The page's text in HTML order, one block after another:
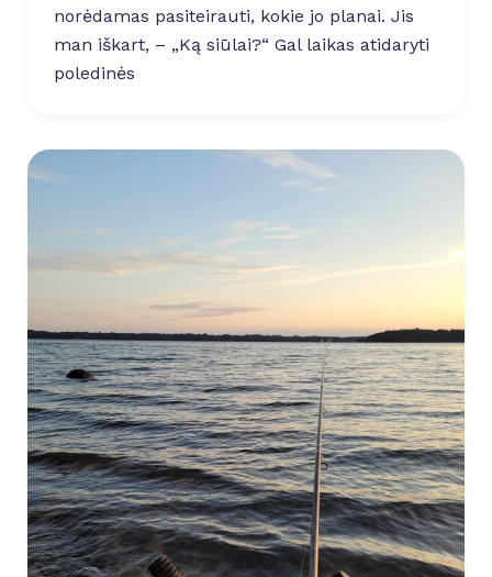
norėdamas pasiteirauti, kokie jo planai. Jis
man iškart, – „Ką siūlai?“ Gal laikas atidaryti
poledinės